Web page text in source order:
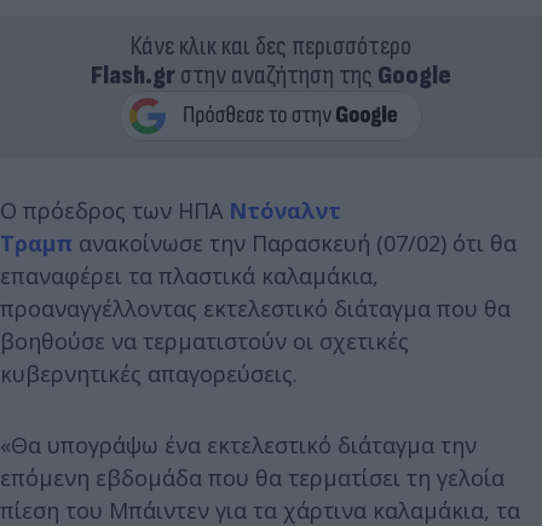
Κάνε κλικ και δες περισσότερο
Flash.grστην αναζήτηση της Google
Ο πρόεδρος των ΗΠΑ Ντόναλντ
Τραμπ ανακοίνωσε την Παρασκευή (07/02) ότι θα
επαναφέρει τα πλαστικά καλαμάκια,
προαναγγέλλοντας εκτελεστικό διάταγμα που θα
βοηθούσε να τερματιστούν οι σχετικές
κυβερνητικές απαγορεύσεις.
«Θα υπογράψω ένα εκτελεστικό διάταγμα την
επόμενη εβδομάδα που θα τερματίσει τη γελοία
πίεση του Μπάιντεν για τα χάρτινα καλαμάκια, τα